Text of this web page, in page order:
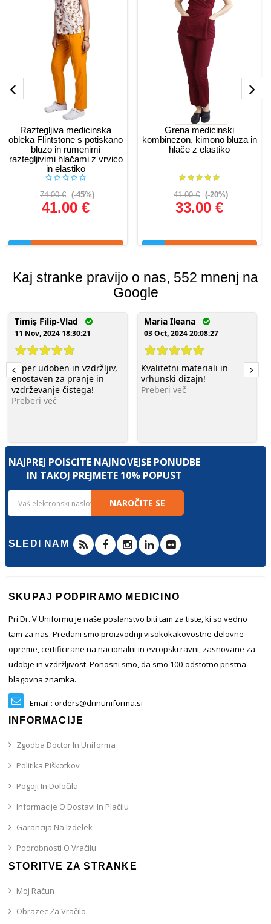
Raztegljiva medicinska
obleka Flintstone s potiskano
bluzo in rumenimi
raztegljivimi hlačami z vrvico
in elastiko
74.00 € (-45%)
41.00 €
Grena medicinski
kombinezon, kimono bluza in
hlače z elastiko
41.00 € (-20%)
33.00 €
Kaj stranke pravijo o nas, 552 mnenj na
Google
Timiș Filip-Vlad
11 Nov, 2024 18:30:21
Super udoben in vzdržljiv,
enostaven za pranje in
vzdrževanje čistega!
Preberi več
Maria Ileana
03 Oct, 2024 20:08:27
Kvalitetni materiali in
vrhunski dizajn!
Preberi več
NAJPREJ POIŠČITE NAJNOVEJŠE PONUDBE
IN TAKOJ PREJMETE 10% POPUST
NAROČITE SE
SLEDI NAM
SKUPAJ PODPIRAMO MEDICINO
Pri Dr. V Uniformu je naše poslanstvo biti tam za tiste, ki so vedno
tam za nas. Predani smo proizvodnji visokokakovostne delovne
opreme, certificirane na nacionalni in evropski ravni, zasnovane za
udobje in vzdržljivost. Ponosni smo, da smo 100-odstotno pristna
blagovna znamka.
Email : orders@drinuniforma.si
INFORMACIJE
Zgodba Doctor In Uniforma
Politika Piškotkov
Pogoji In Določila
Informacije O Dostavi In ​​plačilu
Garancija Na Izdelek
Podrobnosti O Vračilu
STORITVE ZA STRANKE
Moj Račun
Obrazec Za Vračilo